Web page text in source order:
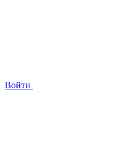
Войти